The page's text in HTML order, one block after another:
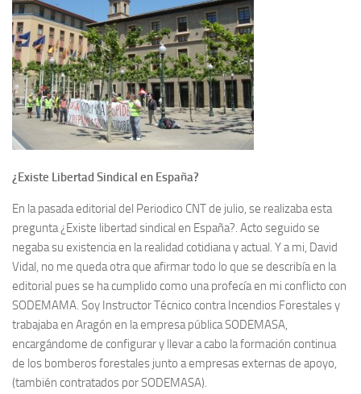
¿Existe Libertad Sindical en España?
En la pasada editorial del Periodico CNT de julio, se rea­lizaba esta
pregunta ¿Existe libertad sindical en España?. Acto seguido se
negaba su existencia en la realidad cotidiana y actual. Y a mi, David
Vidal, no me queda otra que afirmar todo lo que se describía en la
editorial pues se ha cumplido como una profecía en mi conflicto con
SODEMAMA. Soy Instructor Técnico contra Incendios Fores­ta­les y
trabajaba en Aragón en la empresa pública SODEMASA,
encargándome de configurar y llevar a cabo la forma­ción continua
de los bombe­ros fores­ta­les junto a empre­sas externas de apoyo,
(también contrata­dos por SODEMASA).